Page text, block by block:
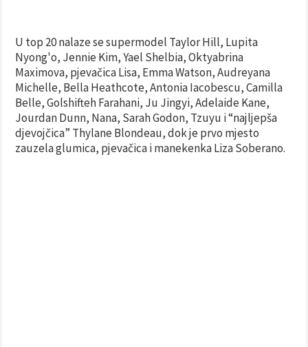
U top 20 nalaze se supermodel Taylor Hill, Lupita
Nyong'o, Jennie Kim, Yael Shelbia, Oktyabrina
Maximova, pjevačica Lisa, Emma Watson, Audreyana
Michelle, Bella Heathcote, Antonia Iacobescu, Camilla
Belle, Golshifteh Farahani, Ju Jingyi, Adelaide Kane,
Jourdan Dunn, Nana, Sarah Godon, Tzuyu i “najljepša
djevojčica” Thylane Blondeau, dok je prvo mjesto
zauzela glumica, pjevačica i manekenka Liza Soberano.